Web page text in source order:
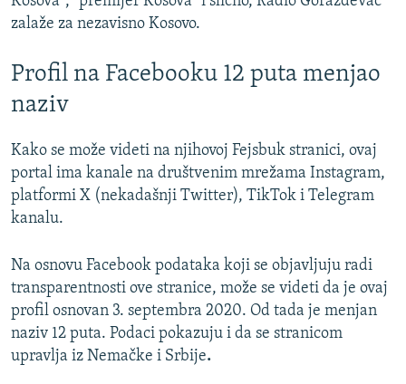
zalaže za nezavisno Kosovo.
Profil na Facebooku 12 puta menjao
naziv
Kako se može videti na njihovoj Fejsbuk stranici, ovaj
portal ima kanale na društvenim mrežama Instagram,
platformi X (nekadašnji Twitter), TikTok i Telegram
kanalu.
Na osnovu Facebook podataka koji se objavljuju radi
transparentnosti ove stranice, može se videti da je ovaj
profil osnovan 3. septembra 2020. Od tada je menjan
naziv 12 puta. Podaci pokazuju i da se stranicom
upravlja iz Nemačke i Srbije.